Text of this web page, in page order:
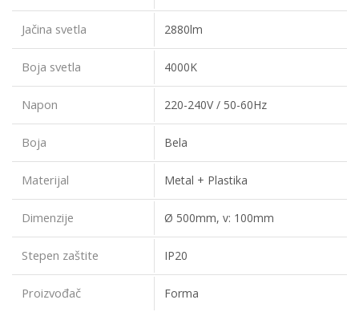
Jačina svetla 2880lm
Boja svetla 4000K
Napon 220-240V / 50-60Hz
Boja Bela
Materijal Metal + Plastika
Dimenzije Ø 500mm, v: 100mm
Stepen zaštite IP20
Proizvođač Forma